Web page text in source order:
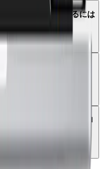
4を使って取引するには
既存のMetaTrader 4にロ